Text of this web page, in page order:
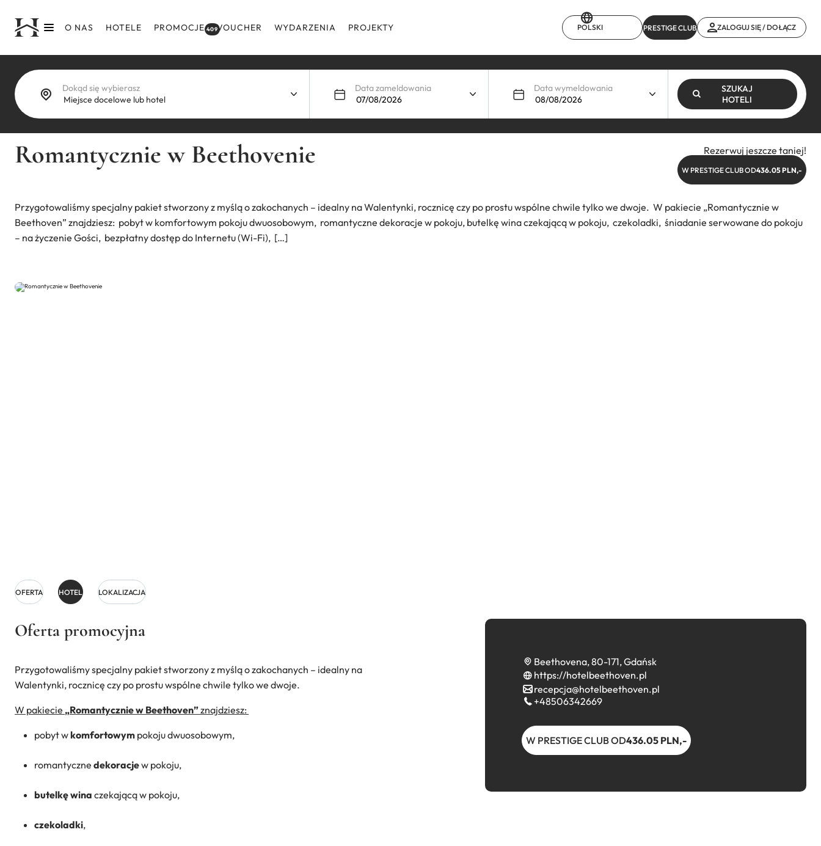
treści
O NAS HOTELE PROMOCJE 409VOUCHER WYDARZENIA PROJEKTY POLSKI PRESTIGE CLUB ZALOGUJ SIĘ / DOŁĄCZ
Dokąd się wybierasz Data zameldowania Data wymeldowania
SZUKAJ
HOTELI
Romantycznie w Beethovenie Rezerwuj jeszcze taniej!
W PRESTIGE CLUB OD436.05 PLN,-
Przygotowaliśmy specjalny pakiet stworzony z myślą o zakochanych – idealny na Walentynki, rocznicę czy po prostu wspólne chwile tylko we dwoje. W pakiecie „Romantycznie w
Beethoven” znajdziesz: pobyt w komfortowym pokoju dwuosobowym, romantyczne dekoracje w pokoju, butelkę wina czekającą w pokoju, czekoladki, śniadanie serwowane do pokoju
– na życzenie Gości, bezpłatny dostęp do Internetu (Wi-Fi), […]
OFERTA HOTEL LOKALIZACJA
Oferta promocyjna
Przygotowaliśmy specjalny pakiet stworzony z myślą o zakochanych – idealny na
Walentynki, rocznicę czy po prostu wspólne chwile tylko we dwoje.
W pakiecie „Romantycznie w Beethoven”znajdziesz:
pobyt wkomfortowym pokoju dwuosobowym,
romantyczne dekoracjew pokoju,
butelkę wina czekającą w pokoju,
czekoladki,
Beethovena, 80-171, Gdańsk
https://hotelbeethoven.pl
recepcja@hotelbeethoven.pl
+48506342669
W PRESTIGE CLUB OD436.05 PLN,-